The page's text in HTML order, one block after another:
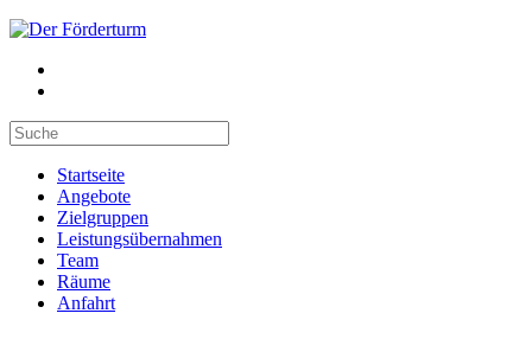
Startseite
Angebote
Zielgruppen
Leistungsübernahmen
Team
Räume
Anfahrt